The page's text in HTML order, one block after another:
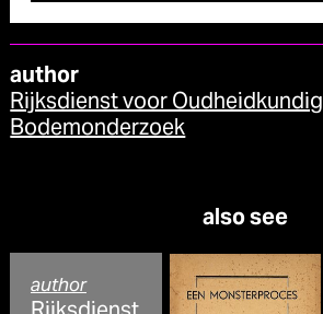
also see
author
author
Rijksdienst voor Oudheidkundig
Bodemonderzoek